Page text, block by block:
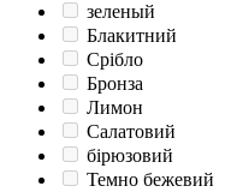
зеленый
Блакитний
Срібло
Бронза
Лимон
Салатовий
бірюзовий
Темно бежевий